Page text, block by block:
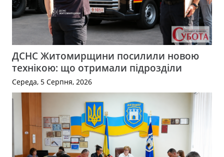
ДСНС Житомирщини посилили новою
технікою: що отримали підрозділи
Середа, 5 Серпня, 2026